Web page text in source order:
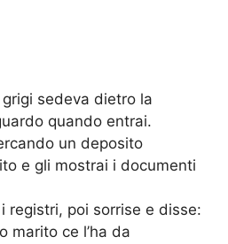
sedeva dietro la
quando entrai.
un deposito
e gli mostrai i documenti
registri, poi sorrise e disse:
marito ce l’ha da